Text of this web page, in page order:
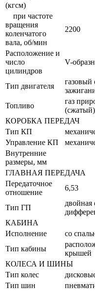
(кгсм)
при частоте
вращения
коленчатого
вала, об/мин
2200
Расположение и
число
цилиндров
V-
Тип двигателя
Топливо
газ
(сжатый)
КОРОБКА ПЕРЕДАЧ
Тип КП
Управление КП
Внутренние
размеры, мм
ГЛАВНАЯ ПЕРЕДАЧА
Передаточное
отношение
6,53
Тип ГП
КАБИНА
Исполнение
со
Тип кабины
крышей
КОЛЕСА И ШИНЫ
Тип колес
Тип шин